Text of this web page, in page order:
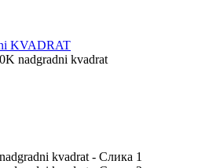
KVADRAT
nadgradni kvadrat